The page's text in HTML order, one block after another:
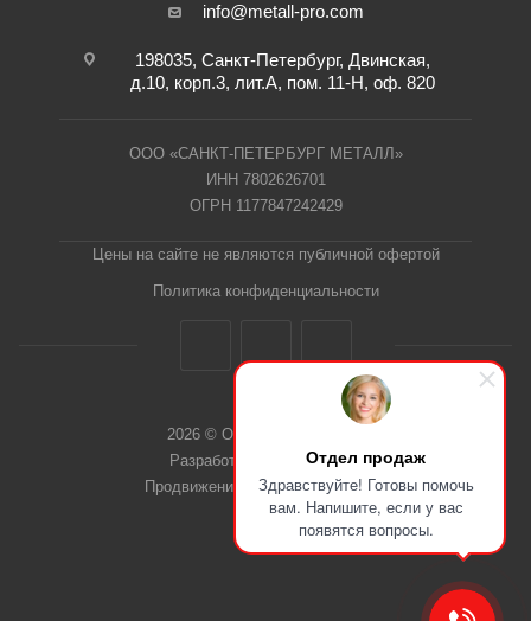
Отдел продаж
Здравствуйте! Готовы помочь
вам. Напишите, если у вас
появятся вопросы.
info@metall-pro.com
198035, Санкт-Петербург, Двинская,
д.10, корп.3, лит.А, пом. 11-Н, оф. 820
ООО «САНКТ-ПЕТЕРБУРГ МЕТАЛЛ»
ИНН 7802626701
ОГРН 1177847242429
Цены на сайте не являются публичной офертой
Политика конфиденциальности
2026 © ООО "СПб Металл"
Разработка сайта Dieztech
Продвижение сайта — Веб-Центр